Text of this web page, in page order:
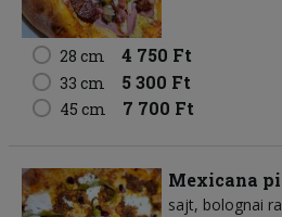
28 cm 4 750 Ft
33 cm 5 300 Ft
45 cm 7 700 Ft
Mexicana
sajt bolognai